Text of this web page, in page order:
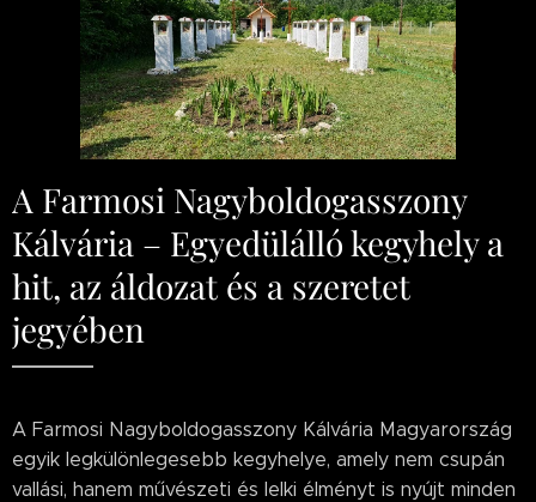
A Farmosi Nagyboldogasszony
Kálvária – Egyedülálló kegyhely a
hit, az áldozat és a szeretet
jegyében
A Farmosi Nagyboldogasszony Kálvária Magyarország
egyik legkülönlegesebb kegyhelye, amely nem csupán
vallási, hanem művészeti és lelki élményt is nyújt minden